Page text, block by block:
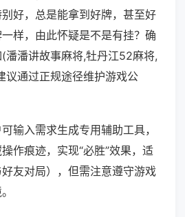
好，总是能拿到好牌，甚至好
样，由此怀疑是不是有挂？确
潘潘讲故事麻将,牡丹江52麻将,
议通过正规途径维护游戏公
输入需求生成专用辅助工具，
作痕迹，实现“必胜”效果，适
友对局），但需注意遵守游戏